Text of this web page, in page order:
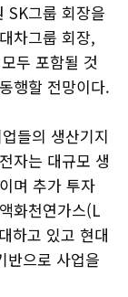
SK그룹 회장을
차그룹 회장,
두 포함될 것
행할 전망이다.
들의 생산기지
자는 대규모 생
며 추가 투자
화천연가스(L
하고 있고 현대
반으로 사업을